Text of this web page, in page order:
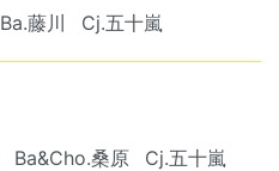
Ba.藤川 Cj.五十嵐
Ba&Cho.桑原 Cj.五十嵐